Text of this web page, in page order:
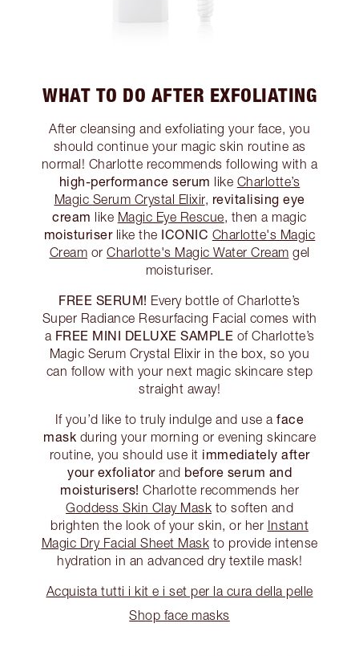
WHAT TO DO AFTER EXFOLIATING
After cleansing and exfoliating your face, you
should continue your magic skin routine as
normal! Charlotte recommends following with a
high-performance serum like Charlotte’s
Magic Serum Crystal Elixir, revitalising eye
cream like Magic Eye Rescue, then a magic
moisturiserlike the ICONIC Charlotte's Magic
Cream or Charlotte's Magic Water Cream gel
moisturiser.
FREE SERUM! Every bottle of Charlotte’s
Super Radiance Resurfacing Facial comes with
a FREE MINI DELUXE SAMPLE of Charlotte’s
Magic Serum Crystal Elixir in the box, so you
can follow with your next magic skincare step
straight away!
If you’d like to truly indulge and use aface
mask during your morning or evening skincare
routine, you should use it immediately after
your exfoliatorand before serum and
moisturisers! Charlotte recommends her
Goddess Skin Clay Mask to soften and
brighten the look of your skin, or her Instant
Magic Dry Facial Sheet Mask to provide intense
hydration in an advanced dry textile mask!
Acquista tutti i kit e i set per la cura della pelle
Shop face masks